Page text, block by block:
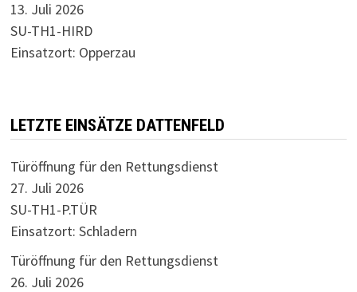
13. Juli 2026
SU-TH1-HIRD
Einsatzort: Opperzau
LETZTE EINSÄTZE DATTENFELD
Türöffnung für den Rettungsdienst
27. Juli 2026
SU-TH1-P.TÜR
Einsatzort: Schladern
Türöffnung für den Rettungsdienst
26. Juli 2026